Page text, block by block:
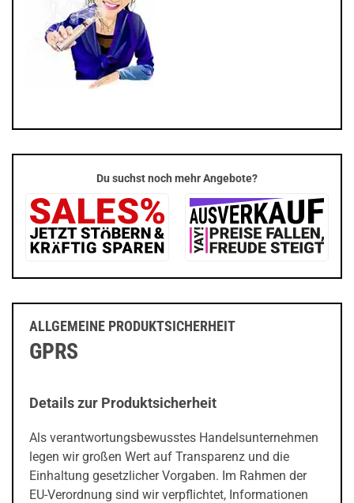
Du suchst noch mehr Angebote?
ALLGEMEINE PRODUKTSICHERHEIT
GPRS
Details zur Produktsicherheit
Als verantwortungsbewusstes Handelsunternehmen
legen wir großen Wert auf Transparenz und die
Einhaltung gesetzlicher Vorgaben. Im Rahmen der
EU-Verordnung sind wir verpflichtet, Informationen